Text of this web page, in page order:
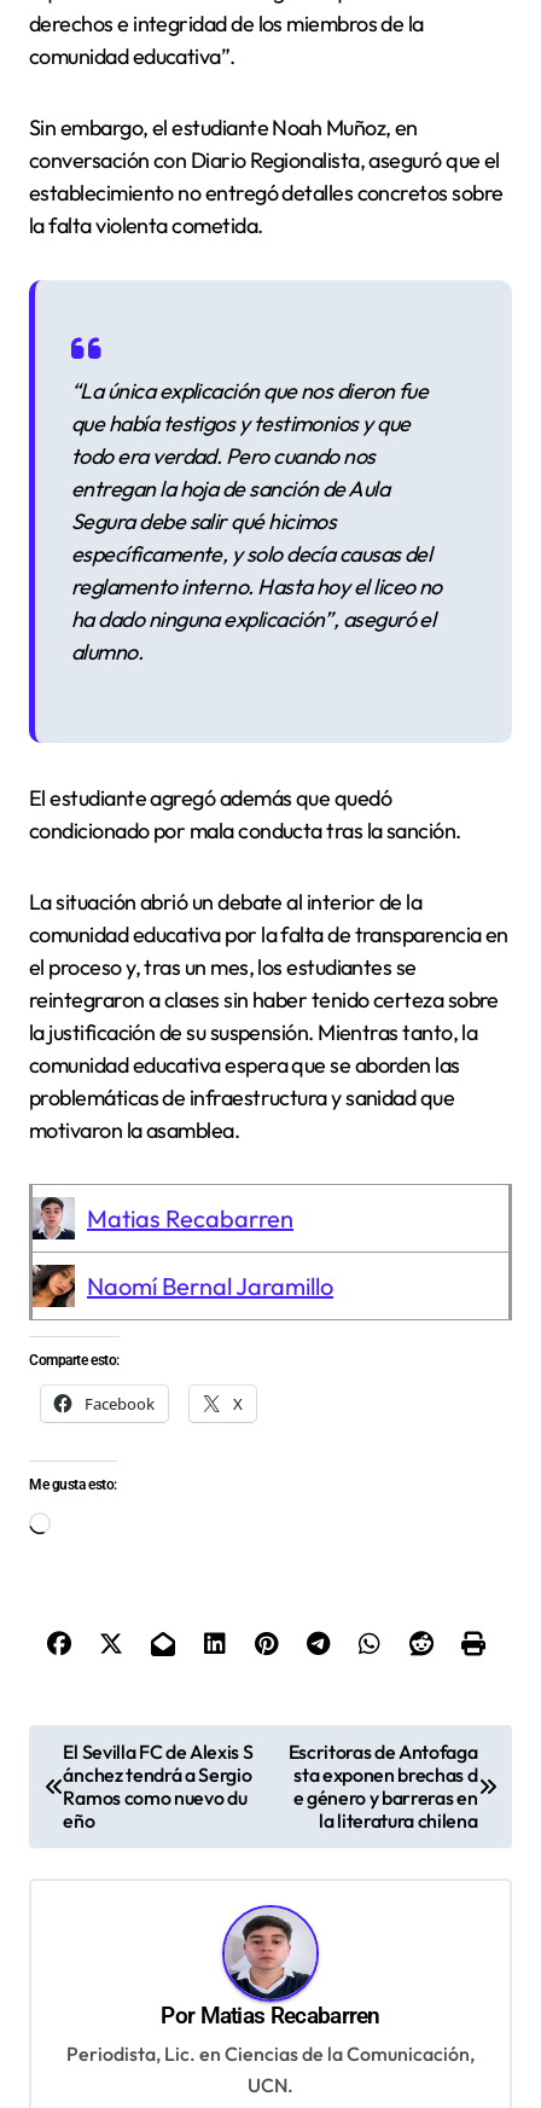
derechos e integridad de los miembros de la
comunidad educativa”.
Sin embargo, el estudiante Noah Muñoz, en
conversación con Diario Regionalista, aseguró que el
establecimiento no entregó detalles concretos sobre
la falta violenta cometida.
“La única explicación que nos dieron fue
que había testigos y testimonios y que
todo era verdad. Pero cuando nos
entregan la hoja de sanción de Aula
Segura debe salir qué hicimos
específicamente, y solo decía causas del
reglamento interno. Hasta hoy el liceo no
ha dado ninguna explicación”, aseguró el
alumno.
El estudiante agregó además que quedó
condicionado por mala conducta tras la sanción.
La situación abrió un debate al interior de la
comunidad educativa por la falta de transparencia en
el proceso y, tras un mes, los estudiantes se
reintegraron a clases sin haber tenido certeza sobre
la justificación de su suspensión. Mientras tanto, la
comunidad educativa espera que se aborden las
problemáticas de infraestructura y sanidad que
motivaron la asamblea.
Matias Recabarren
Naomí Bernal Jaramillo
Comparte esto:
Facebook X
Me gusta esto:
Cargando...
El Sevilla FC de Alexis S
ánchez tendrá a Sergio
Ramos como nuevo du
eño
Escritoras de Antofaga
sta exponen brechas d
e género y barreras en
la literatura chilena
Por Matias Recabarren
Periodista, Lic. en Ciencias de la Comunicación,
UCN.